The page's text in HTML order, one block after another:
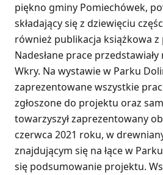
piękno gminy Pomiechówek,
składający się z dziewięciu
również publikacja książkowa
Nadesłane prace
Wkry. Na wystawie w Parku
zaprezentowane wszystkie
zgłoszone do projektu oraz
towarzyszył zaprezentowany
czerwca 2021 roku, w
znajdującym się na łące w
się podsumowanie projektu.